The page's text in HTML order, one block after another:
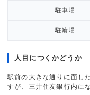
駐車場
駐輪場
人目につくかどうか
駅前の大きな通りに面し
すが、三井住友銀行内に